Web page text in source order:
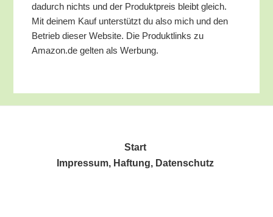
dadurch nichts und der Pro­dukt­preis bleibt gleich.
Mit dei­nem Kauf unter­stützt du also mich und den
Betrieb die­ser Web­site. Die Pro­dukt­links zu
Amazon.de gel­ten als Werbung.
Start
Impres­sum, Haf­tung, Datenschutz